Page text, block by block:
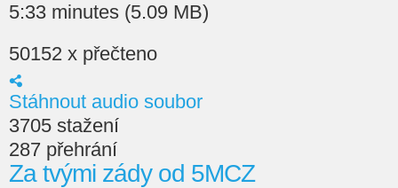
5:33 minutes (5.09 MB)
50152 x přečteno
Stáhnout audio soubor
3705 stažení
287 přehrání
Za tvými zády od 5MCZ